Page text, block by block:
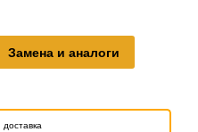
Замена и аналоги